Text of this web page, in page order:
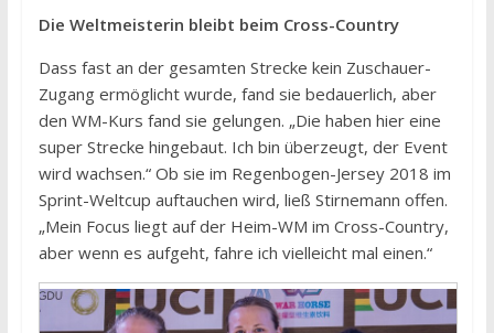
Die Weltmeisterin bleibt beim Cross-Country
Dass fast an der gesamten Strecke kein Zuschauer-
Zugang ermöglicht wurde, fand sie bedauerlich, aber
den WM-Kurs fand sie gelungen. „Die haben hier eine
super Strecke hingebaut. Ich bin überzeugt, der Event
wird wachsen.“ Ob sie im Regenbogen-Jersey 2018 im
Sprint-Weltcup auftauchen wird, ließ Stirnemann offen.
„Mein Focus liegt auf der Heim-WM im Cross-Country,
aber wenn es aufgeht, fahre ich vielleicht mal einen.“